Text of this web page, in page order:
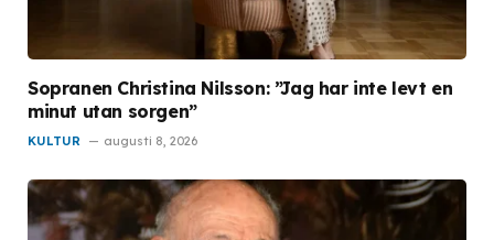
Sopranen Christina Nilsson: ”Jag har inte levt en
minut utan sorgen”
KULTUR augusti 8, 2026